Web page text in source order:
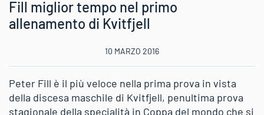
Fill miglior tempo nel primo
allenamento di Kvitfjell
10 MARZO 2016
Peter Fill è il più veloce nella prima prova in vista
della discesa maschile di Kvitfjell, penultima prova
stagionale della specialità in Coppa del mondo che si